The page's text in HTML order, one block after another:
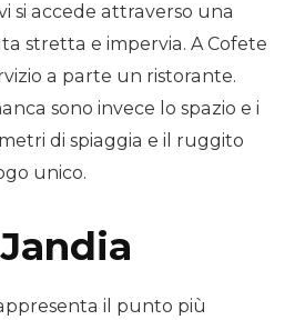
si accede attraverso una
stretta e impervia. A Cofete
a parte un ristorante.
sono invece lo spazio e i
di spiaggia e il ruggito
unico.
il punto più